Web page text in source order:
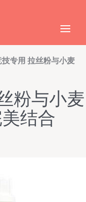
技专用 拉丝粉与小麦
粉与小麦
结合